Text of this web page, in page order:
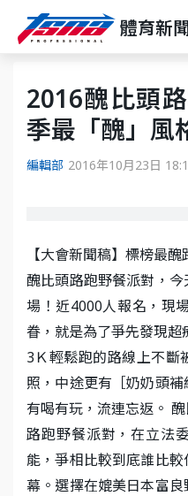
體育新
2016醜比頭
季最「醜」風
編輯部 2016年10月23日
【大會新聞稿】標榜最
醜比頭路跑野餐派對，
場！近4000人報名，現
眷，就是為了爭先發現超
3Ｋ輕鬆跑的路線上不斷
照，中途更有［奶奶頭
有喝有玩，流連忘返。
路跑野餐派對，在立法
能，爭相比較到底誰比
幕。選擇在媲美日本富